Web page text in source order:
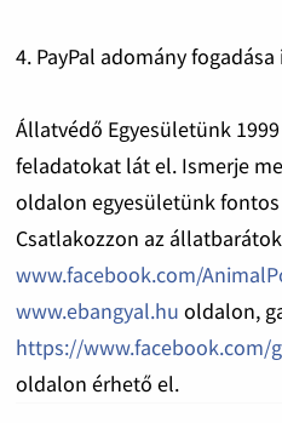
4. PayPal adomány
Állatvédő Egyesületünk
feladatokat lát el. Ismerje
oldalon egyesületünk
Csatlakozzon az
www.facebook.com/
www.ebangyal.hu oldalon,
https://www.facebook.com/
oldalon érhető el.